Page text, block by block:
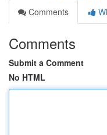
Comments
Comments
Submit a Comment
No HTML